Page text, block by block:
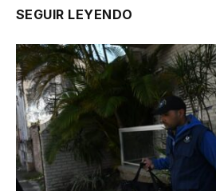
SEGUIR LEYENDO